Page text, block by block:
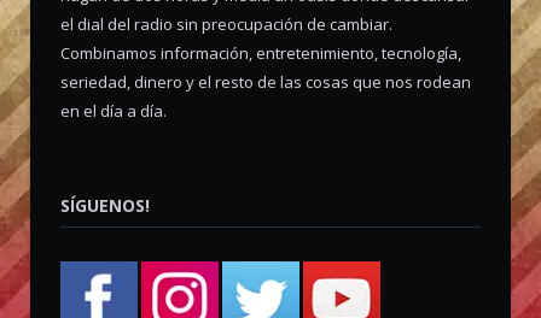
el dial del radio sin preocupación de cambiar.
Combinamos información, entretenimiento, tecnología,
seriedad, dinero y el resto de las cosas que nos rodean
en el día a día.
SÍGUENOS!